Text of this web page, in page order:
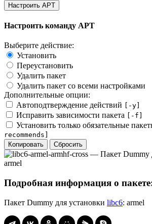
Настроить APT
Настроить команду APT
Выберите действие:
Установить
Переустановить
Удалить пакет
Удалить пакет со всеми настройками
Дополнительные опции:
Автоподтверждение действий
[-y]
Исправить зависимости пакета [-f]
Установить только обязательные
recommends]
Копировать
Сбросить
Подробная информация о
Пакет Dummy для установки libc6: armel